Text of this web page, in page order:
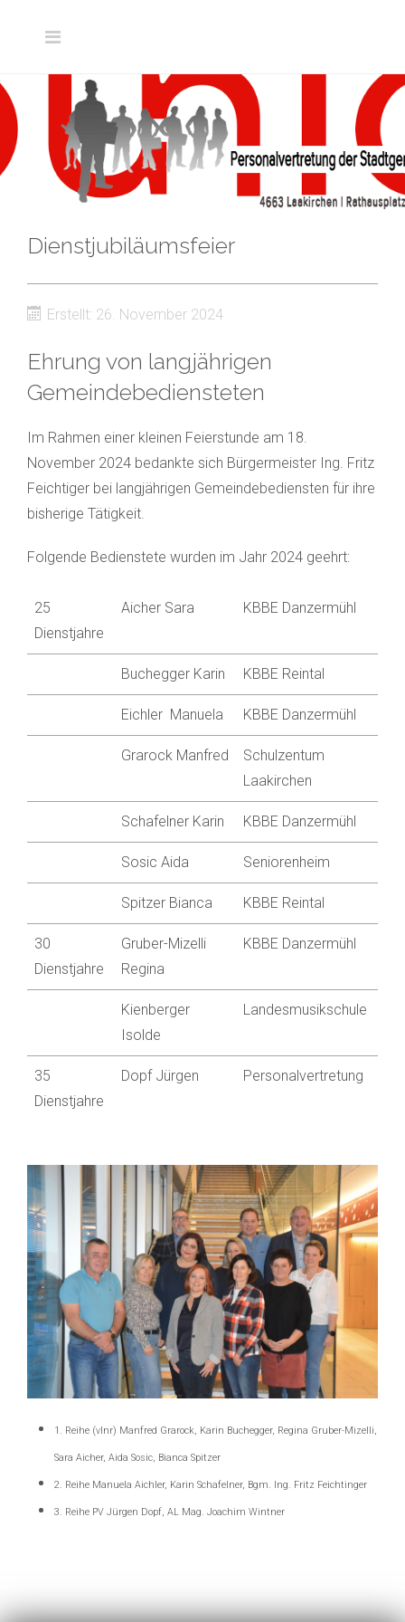
Dienstjubiläumsfeier
Erstellt: 26. November 2024
Ehrung von langjährigen
Gemeindebediensteten
Im Rahmen einer kleinen Feierstunde am 18.
November 2024 bedankte sich Bürgermeister Ing. Fritz
Feichtiger bei langjährigen Gemeindebediensten für ihre
bisherige Tätigkeit.
Folgende Bedienstete wurden im Jahr 2024 geehrt:
25
Dienstjahre
Aicher Sara KBBE Danzermühl
Buchegger Karin KBBE Reintal
Eichler Manuela KBBE Danzermühl
Grarock Manfred
Schulzentum
Laakirchen
Schafelner Karin KBBE Danzermühl
Sosic Aida Seniorenheim
Spitzer Bianca KBBE Reintal
30
Dienstjahre
Gruber-Mizelli
Regina
KBBE Danzermühl
Kienberger
Isolde
Landesmusikschule
35
Dienstjahre
Dopf Jürgen Personalvertretung
1. Reihe (vlnr) Manfred Grarock, Karin Buchegger, Regina Gruber-Mizelli,
Sara Aicher, Aida Sosic, Bianca Spitzer
2. Reihe Manuela Aichler, Karin Schafelner, Bgm. Ing. Fritz Feichtinger
3. Reihe PV Jürgen Dopf, AL Mag. Joachim Wintner